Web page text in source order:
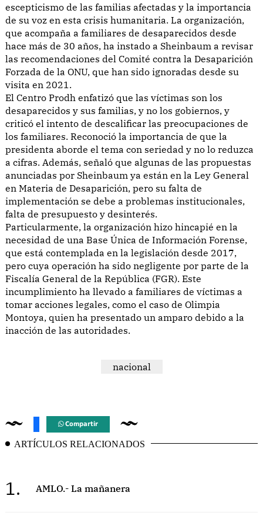
escepticismo de las familias afectadas y la importancia
de su voz en esta crisis humanitaria. La organización,
que acompaña a familiares de desaparecidos desde
hace más de 30 años, ha instado a Sheinbaum a revisar
las recomendaciones del Comité contra la Desaparición
Forzada de la ONU, que han sido ignoradas desde su
visita en 2021.
El Centro Prodh enfatizó que las víctimas son los
desaparecidos y sus familias, y no los gobiernos, y
criticó el intento de descalificar las preocupaciones de
los familiares. Reconoció la importancia de que la
presidenta aborde el tema con seriedad y no lo reduzca
a cifras. Además, señaló que algunas de las propuestas
anunciadas por Sheinbaum ya están en la Ley General
en Materia de Desaparición, pero su falta de
implementación se debe a problemas institucionales,
falta de presupuesto y desinterés.
Particularmente, la organización hizo hincapié en la
necesidad de una Base Única de Información Forense,
que está contemplada en la legislación desde 2017,
pero cuya operación ha sido negligente por parte de la
Fiscalía General de la República (FGR). Este
incumplimiento ha llevado a familiares de víctimas a
tomar acciones legales, como el caso de Olimpia
Montoya, quien ha presentado un amparo debido a la
inacción de las autoridades.
nacional
Compartir
ARTÍCULOS RELACIONADOS
1. AMLO.- La mañanera